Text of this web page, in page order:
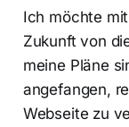
Ich möchte
Zukunft von
meine Pläne
angefangen,
Webseite zu